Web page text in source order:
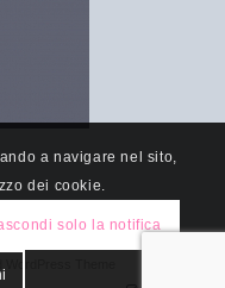
a navigare nel sito,
dei cookie.
solo la notifica